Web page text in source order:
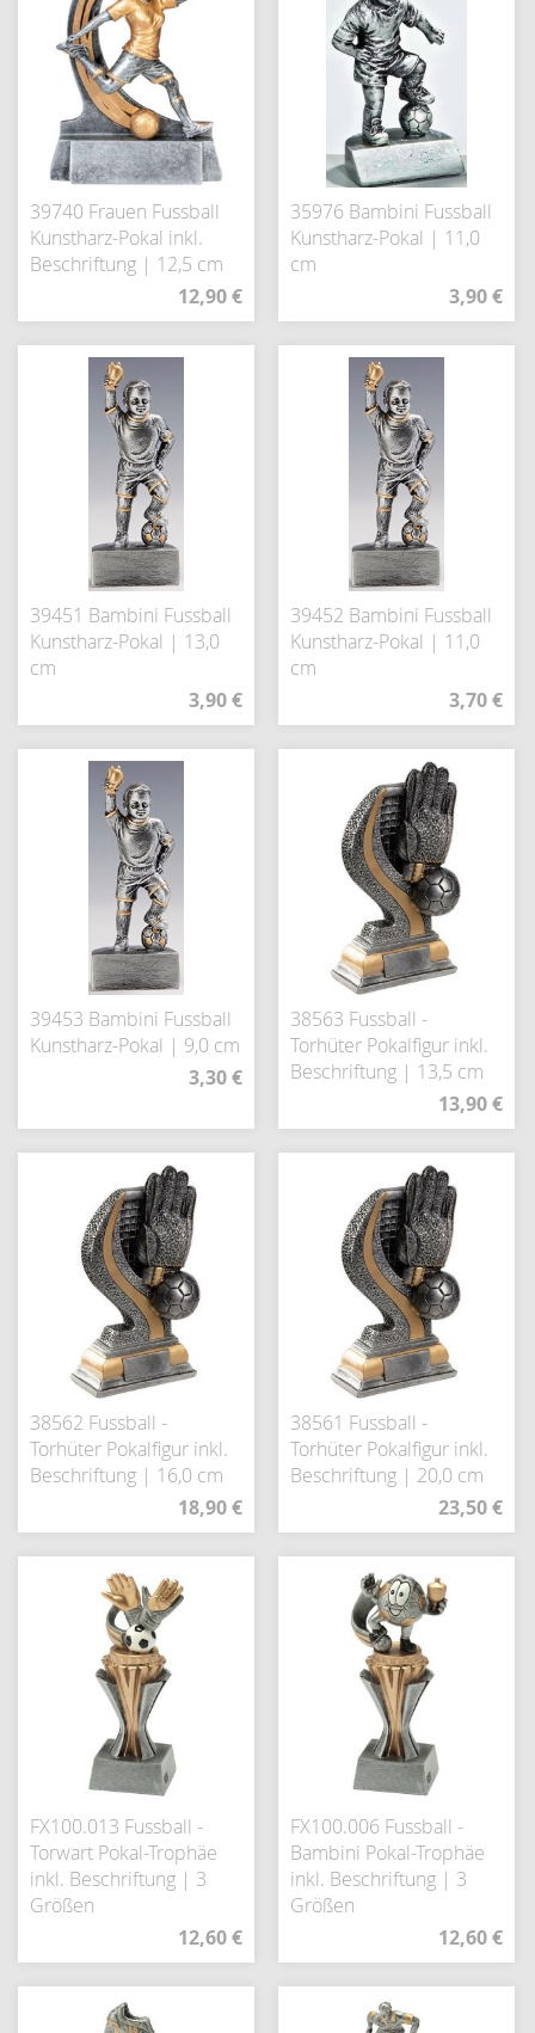
39740 Frauen Fussball
Kunstharz-Pokal inkl.
Beschriftung | 12,5 cm
12,90 €
35976 Bambini Fussball
Kunstharz-Pokal | 11,0
cm
3,90 €
39451 Bambini Fussball
Kunstharz-Pokal | 13,0
cm
3,90 €
39452 Bambini Fussball
Kunstharz-Pokal | 11,0
cm
3,70 €
39453 Bambini Fussball
Kunstharz-Pokal | 9,0 cm
3,30 €
38563 Fussball -
Torhüter Pokalfigur inkl.
Beschriftung | 13,5 cm
13,90 €
38562 Fussball -
Torhüter Pokalfigur inkl.
Beschriftung | 16,0 cm
18,90 €
38561 Fussball -
Torhüter Pokalfigur inkl.
Beschriftung | 20,0 cm
23,50 €
FX100.013 Fussball -
Torwart Pokal-Trophäe
inkl. Beschriftung | 3
Größen
12,60 €
FX100.006 Fussball -
Bambini Pokal-Trophäe
inkl. Beschriftung | 3
Größen
12,60 €